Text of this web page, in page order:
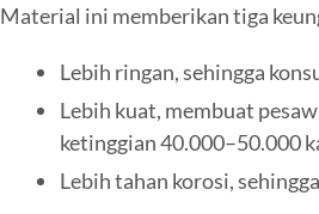
Material ini memberikan tiga
Lebih ringan, sehingga
Lebih kuat, membuat
ketinggian 40.000–50.000
Lebih tahan korosi,